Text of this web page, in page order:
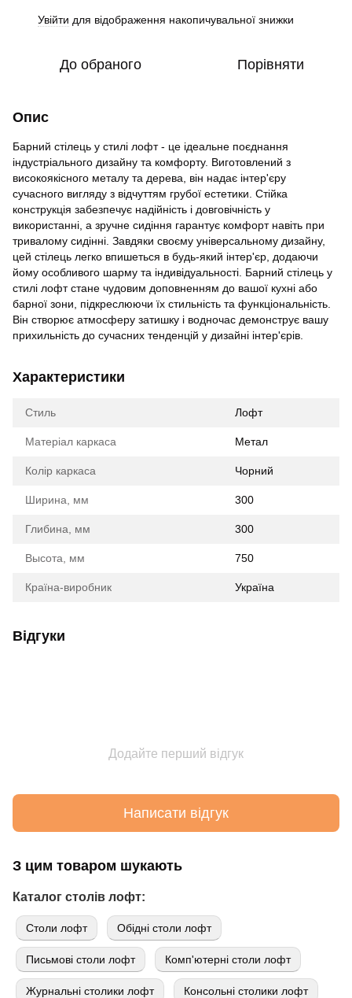
Увійти для відображення накопичувальної знижки
До обраного Порівняти
Опис
Барний стілець у стилі лофт - це ідеальне поєднання
індустріального дизайну та комфорту. Виготовлений з
високоякісного металу та дерева, він надає інтер'єру
сучасного вигляду з відчуттям грубої естетики. Стійка
конструкція забезпечує надійність і довговічність у
використанні, а зручне сидіння гарантує комфорт навіть при
тривалому сидінні. Завдяки своєму універсальному дизайну,
цей стілець легко впишеться в будь-який інтер'єр, додаючи
йому особливого шарму та індивідуальності. Барний стілець у
стилі лофт стане чудовим доповненням до вашої кухні або
барної зони, підкреслюючи їх стильність та функціональність.
Він створює атмосферу затишку і водночас демонструє вашу
прихильність до сучасних тенденцій у дизайні інтер'єрів.
Характеристики
Стиль Лофт
Матеріал каркаса Метал
Колір каркаса Чорний
Ширина, мм 300
Глибина, мм 300
Высота, мм 750
Країна-виробник Україна
Відгуки
Додайте перший відгук
Написати відгук
З цим товаром шукають
Каталог столів лофт:
Cтоли лофт Обідні столи лофт
Письмові столи лофт Комп'ютерні столи лофт
Журнальні столики лофт Консольні столики лофт